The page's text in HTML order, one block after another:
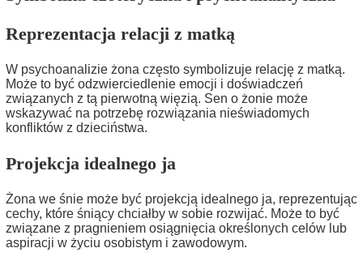
Reprezentacja relacji z matką
W psychoanalizie żona często symbolizuje relację z matką.
Może to być odzwierciedlenie emocji i doświadczeń
związanych z tą pierwotną więzią. Sen o żonie może
wskazywać na potrzebę rozwiązania nieświadomych
konfliktów z dzieciństwa.
Projekcja idealnego ja
Żona we śnie może być projekcją idealnego ja, reprezentując
cechy, które śniący chciałby w sobie rozwijać. Może to być
związane z pragnieniem osiągnięcia określonych celów lub
aspiracji w życiu osobistym i zawodowym.